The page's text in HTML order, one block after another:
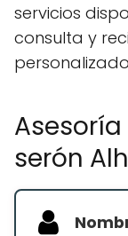
servicios
consulta y
serón